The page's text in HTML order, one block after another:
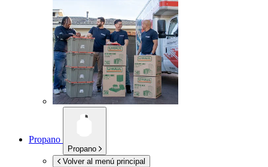
Propano
Propano
Volver al menú principal